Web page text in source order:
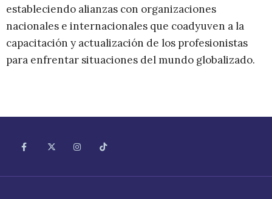
estableciendo alianzas con organizaciones
nacionales e internacionales que coadyuven a la
capacitación y actualización de los profesionistas
para enfrentar situaciones del mundo globalizado.